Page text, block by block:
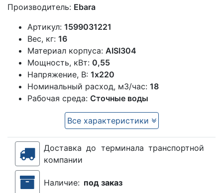
Производитель: Ebara
Артикул: 1599031221
Вес, кг: 16
Материал корпуса: AISI304
Мощность, кВт: 0,55
Напряжение, В: 1х220
Номинальный расход, м3/час: 18
Рабочая среда: Сточные воды
Все характеристики
Доставка до терминала транспортной
компании
Наличие: под заказ